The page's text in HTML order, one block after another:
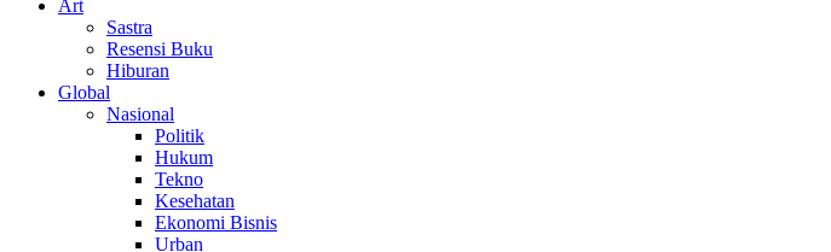
Art
Sastra
Resensi Buku
Hiburan
Global
Nasional
Politik
Hukum
Tekno
Kesehatan
Ekonomi Bisnis
Urban